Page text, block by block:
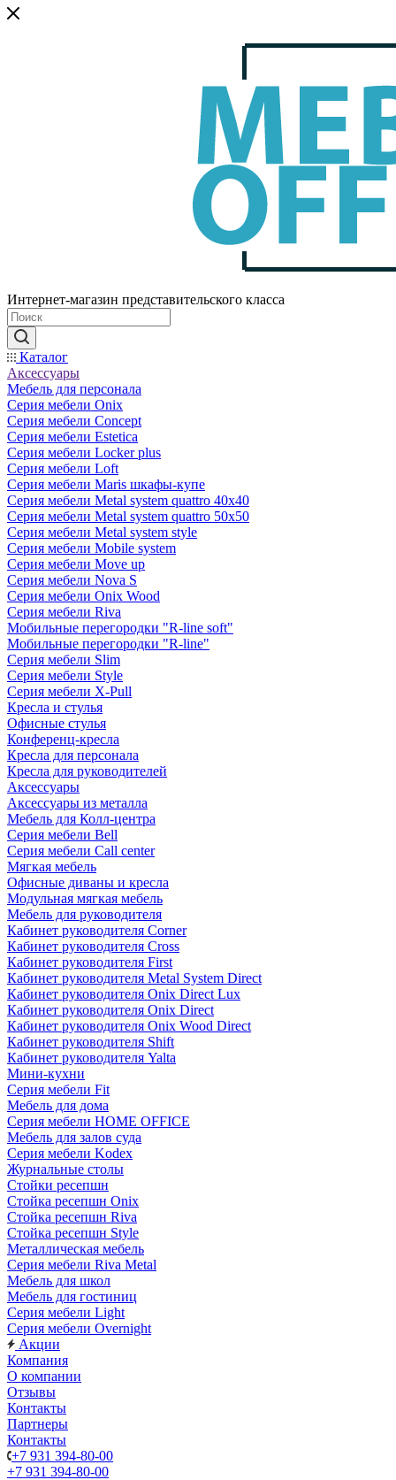
Интернет-магазин представительского класса
Каталог
Аксессуары
Мебель для персонала
Серия мебели Onix
Серия мебели Concept
Серия мебели Estetica
Серия мебели Locker plus
Серия мебели Loft
Серия мебели Maris шкафы-купе
Серия мебели Metal system quattro 40x40
Серия мебели Metal system quattro 50x50
Серия мебели Metal system style
Серия мебели Mobile system
Серия мебели Move up
Серия мебели Nova S
Серия мебели Onix Wood
Серия мебели Riva
Мобильные перегородки "R-line soft"
Мобильные перегородки "R-line"
Серия мебели Slim
Серия мебели Style
Серия мебели X-Pull
Кресла и стулья
Офисные стулья
Конференц-кресла
Кресла для персонала
Кресла для руководителей
Аксессуары
Аксессуары из металла
Мебель для Колл-центра
Серия мебели Bell
Серия мебели Call center
Мягкая мебель
Офисные диваны и кресла
Модульная мягкая мебель
Мебель для руководителя
Кабинет руководителя Corner
Кабинет руководителя Cross
Кабинет руководителя First
Кабинет руководителя Metal System Direct
Кабинет руководителя Onix Direct Lux
Кабинет руководителя Onix Direct
Кабинет руководителя Onix Wood Direct
Кабинет руководителя Shift
Кабинет руководителя Yalta
Мини-кухни
Серия мебели Fit
Мебель для дома
Серия мебели HOME OFFICE
Мебель для залов суда
Серия мебели Kodex
Журнальные столы
Стойки ресепшн
Стойка ресепшн Onix
Стойка ресепшн Riva
Стойка ресепшн Style
Металлическая мебель
Серия мебели Riva Metal
Мебель для школ
Мебель для гостиниц
Серия мебели Light
Серия мебели Overnight
Акции
Компания
О компании
Отзывы
Контакты
Партнеры
Контакты
+7 931 394-80-00
+7 931 394-80-00